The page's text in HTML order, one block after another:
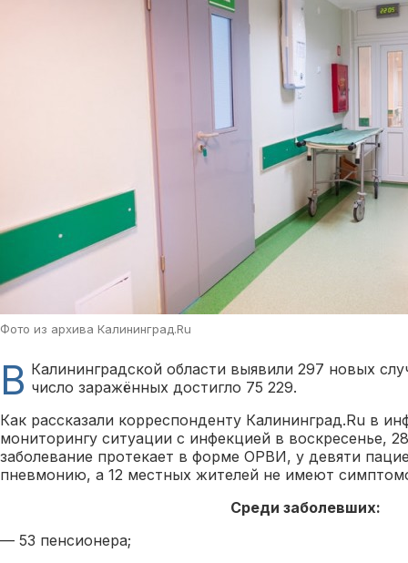
Фото из архива Калининград.Ru
В Калининградской области выявили 297 новых
число заражённых достигло 75 229.
Как рассказали корреспонденту Калининград.Ru в
мониторингу ситуации с инфекцией в воскресенье,
заболевание протекает в форме ОРВИ, у девяти
пневмонию, а 12 местных жителей не имеют
Среди заболевших:
— 53 пенсионера;